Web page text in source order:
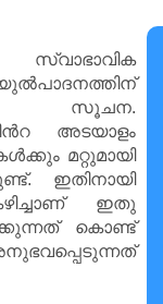
സ്വാഭാവിക
സൂചന.
അടയാളം
മറ്റുമായി
ഇതിനായി
ഇതു
കൊണ്ട്